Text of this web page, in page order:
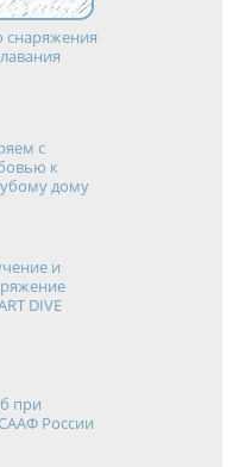
снаряжения
с
к
дому
и
DIVE
при
России